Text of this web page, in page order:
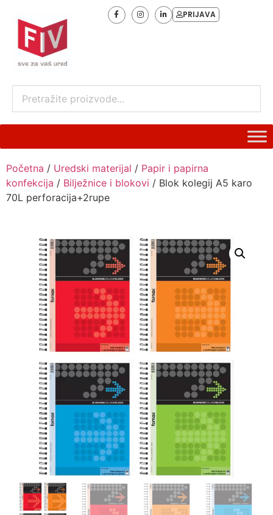
PRIJAVA
Početna / Uredski materijal / Papir i papirna
konfekcija / Bilježnice i blokovi / Blok kolegij A5 karo
70L perforacija+2rupe